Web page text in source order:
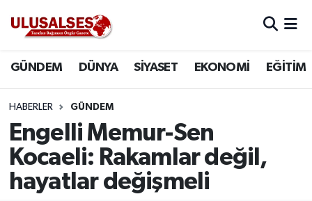
GÜNDEM DÜNYA SİYASET EKONOMİ EĞİTİM
HABERLER GÜNDEM
Engelli Memur-Sen
Kocaeli: Rakamlar değil,
hayatlar değişmeli
DÜNYA
SİYASET
EKONOMİ
EĞİTİM
Trafik Durumu
Süper Lig Puan Durumu ve Fikstür
Tüm Manşetler
Son Dakika Haberleri